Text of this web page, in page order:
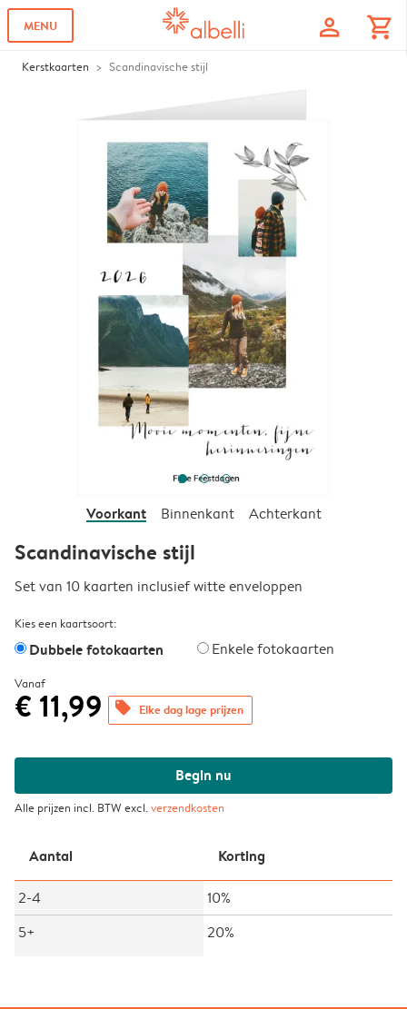
MENU profile shopping_cart
Kerstkaarten Scandinavische stijl
Voorkant Binnenkant Achterkant
Scandinavische stijl
Set van 10 kaarten inclusief witte enveloppen
Kies een kaartsoort:
Dubbele fotokaarten Enkele fotokaarten
Vanaf
€ 11,99 offers Elke dag lage prijzen
Begin nu
Alle prijzen incl. BTW excl.verzendkosten
Aantal Korting
2-4
10%
5+
20%